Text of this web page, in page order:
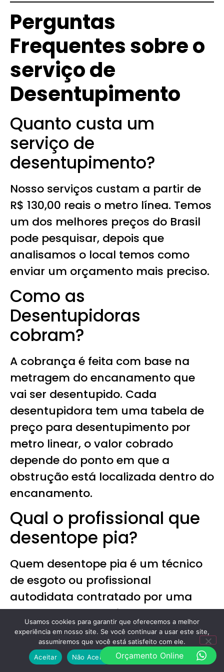
Perguntas
Frequentes sobre o
serviço de
Desentupimento
Quanto custa um
serviço de
desentupimento?
Nosso serviços custam a partir de
R$ 130,00 reais o metro línea. Temos
um dos melhores preços do Brasil
pode pesquisar, depois que
analisamos o local temos como
enviar um orçamento mais preciso.
Como as
Desentupidoras
cobram?
A cobrança é feita com base na
metragem do encanamento que
vai ser desentupido. Cada
desentupidora tem uma tabela de
preço para desentupimento por
metro linear, o valor cobrado
depende do ponto em que a
obstrução está localizada dentro do
encanamento.
Qual o profissional que
desentope pia?
Quem desentope pia é um técnico
de esgoto ou profissional
autodidata contratado por uma
Empresa Desentupidora em
Pindamonhangaba. Geralmente
esses profissionais já possuem
conhecimento prévio de redes de
Orçamento Online
Usamos cookies para garantir que oferecemos a melhor
experiência em nosso site. Se você continuar a usar este site,
assumiremos que você está satisfeito com ele.
Aceitar
Não Aceito Política de Privacidade